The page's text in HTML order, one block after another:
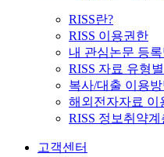
RISS란?
RISS 이용권한
내 관심논문 등록
RISS 자료 유형
복사/대출 이용방
해외전자자료 이
RISS 정보취약
고객센터